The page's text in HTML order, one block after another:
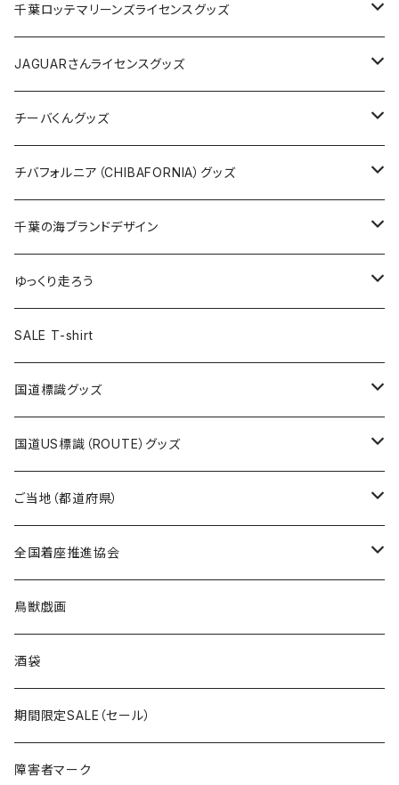
缶バッジ
ホテルキーホルダー
アクリルキーホルダー
ホテルキーホルダー
クリアファイル
Tシャツ
キャップ
トートバッグ
ランチバッグ
エコバッグ
キャップ
バッグ
ステッカー
缶バッジ
キーホルダー
クリアファイル
Tシャツ
キャップ
バッグ
ステッカー
缶バッジ
キーホルダー
クリアファイル
千葉ロッテマリーンズライセンスグッズ
ステッカー
ステッカー
ステッカー大
缶バッジ
缶バッジ32mm
缶バッジ54mm
エコバッグ
JAGUARさんコラボグッズ
Tシャツ
ステッカー
サコッシュ
ホテルキーホルダー
モーテルキーホルダー
トートバッグ
JAGUARさんライセンスグッズ
Tシャツ
ステッカー
缶バッジ
クリアファイル
マスク
エコバッグ
千葉ロッテマリーンズコラボ
チーバくんグッズ
Tシャツ
キャップ
エコバッグ
ステッカー
モーテルキーホルダー
ホテルキーホルダー
トートバッグ
チバフォルニア（CHIBAFORNIA）グッズ
Tシャツ
キャップ
ステッカー
ホテルキーホルダー
千葉の海ブランドデザイン
Tシャツ
キャップ
ステッカー
ゆっくり走ろう
Tシャツ
ステッカー
ホテルキーホルダー
SALE T-shirt
国道標識グッズ
ステッカー
国道0～99号線
国道100～199号線
Tシャツ
キャップ
国道US標識（ROUTE）グッズ
ステッカー
ROUTE 0～99号線
ROUTE100～199号線
Tシャツ
ROUTE 0～99号線
ROUTE 100～199号線
キャップ
ROUTE 0～99号線
ROUTE 100～199号線
ご当地（都道府県）
北海道
青森県
岩手県
宮城県
秋田県
全国着座推進協会
ステッカー
鳥獣戯画
酒袋
期間限定SALE（セール）
障害者マーク